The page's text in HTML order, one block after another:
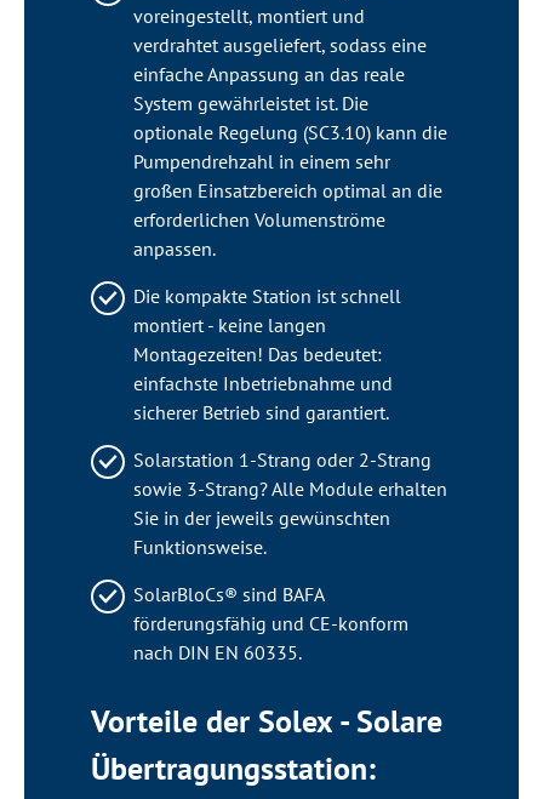
voreingestellt, montiert und
verdrahtet ausgeliefert, sodass eine
einfache Anpassung an das reale
System gewährleistet ist. Die
optionale Regelung (SC3.10) kann die
Pumpendrehzahl in einem sehr
großen Einsatzbereich optimal an die
erforderlichen Volumenströme
anpassen.
Die kompakte Station ist schnell
montiert - keine langen
Montagezeiten! Das bedeutet:
einfachste Inbetriebnahme und
sicherer Betrieb sind garantiert.
Solarstation 1-Strang oder 2-Strang
sowie 3-Strang? Alle Module erhalten
Sie in der jeweils gewünschten
Funktionsweise.
SolarBloCs® sind BAFA
förderungsfähig und CE-konform
nach DIN EN 60335.
Vorteile der Solex - Solare
Übertragungsstation: